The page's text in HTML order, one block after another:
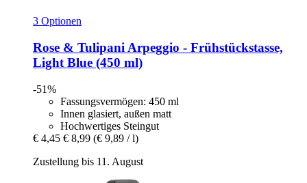
3 Optionen
Rose & Tulipani Arpeggio -​ Frühstückstasse,
Light Blue (450 ml)
-51%
Fassungsvermögen: 450 ml
Innen glasiert, außen matt
Hochwertiges Steingut
€ 4,45 € 8,99 (€ 9,89 / l)
Zustellung bis 11. August